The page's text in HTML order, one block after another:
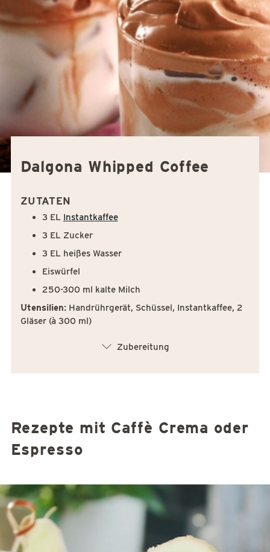
Dalgona Whipped Coffee
ZUTATEN
3 EL Instantkaffee
3 EL Zucker
3 EL heißes Wasser
Eiswürfel
250-300 ml kalte Milch
Utensilien:Handrührgerät, Schüssel, Instantkaffee, 2
Gläser (à 300 ml)
arrow_down Zubereitung
Rezepte mit Caffè Crema oder
Espresso